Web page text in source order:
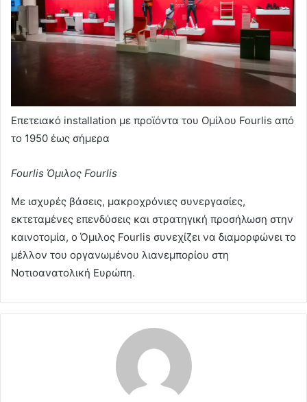
Επετειακό installation με προϊόντα του Ομίλου Fourlis από
το 1950 έως σήμερα
Fourlis Όμιλος Fourlis
Με ισχυρές βάσεις, μακροχρόνιες συνεργασίες,
εκτεταμένες επενδύσεις και στρατηγική προσήλωση στην
καινοτομία, ο Όμιλος Fourlis συνεχίζει να διαμορφώνει το
μέλλον του οργανωμένου λιανεμπορίου στη
Νοτιοανατολική Ευρώπη.